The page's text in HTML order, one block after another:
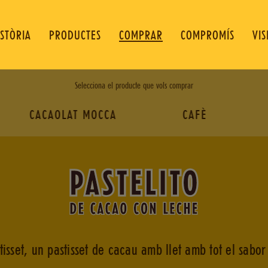
PRODUCTES COMPRAR COMPROMÍS
Selecciona el producte que vols comprar
CACAOLAT MOCCA CAFÈ
un pastisset de cacau amb llet amb tot el